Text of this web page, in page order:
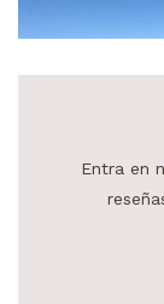
Entra en